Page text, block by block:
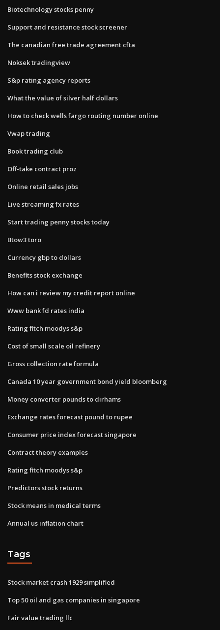
Biotechnology stocks penny
Support and resistance stock screener
The canadian free trade agreement cfta
Noksek tradingview
S&p rating agency reports
What the value of silver half dollars
How to check wells fargo routing number online
Vwap trading
Book trading club
Off-take contract proz
Online retail sales jobs
Live streaming fx rates
Start trading penny stocks today
Btow3 toro
Currency gbp to dollars
Benefits stock exchange
How can i review my credit report online
Www bank fd rates india
Rating fitch moodys s&p
Cost of small scale oil refinery
Gross collection rate formula
Canada 10 year government bond yield bloomberg
Money converter pounds to dirhams
Exchange rates forecast pound to rupee
Consumer price index forecast singapore
Contract theory examples
Rating fitch moodys s&p
Predictors stock returns
Stock means in medical terms
Annual us inflation chart
Tags
Stock market crash 1929 simplified
Top 50 oil and gas companies in singapore
Fair value trading llc